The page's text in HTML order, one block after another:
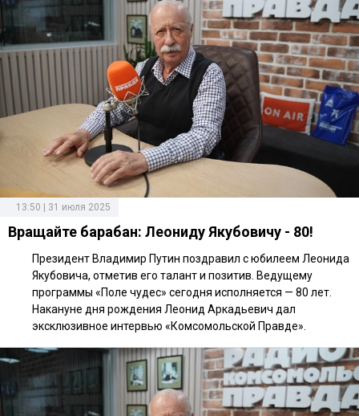
13:50 | 31 июля 2025
Вращайте барабан: Леониду Якубовичу - 80!
Президент Владимир Путин поздравил с юбилеем Леонида
Якубовича, отметив его талант и позитив. Ведущему
программы «Поле чудес» сегодня исполняется — 80 лет.
Накануне дня рождения Леонид Аркадьевич дал
эксклюзивное интервью «Комсомольской Правде».